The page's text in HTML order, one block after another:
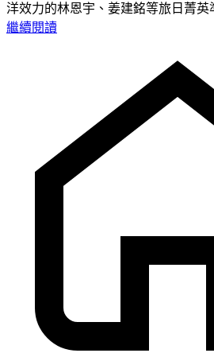
洋效力的林恩宇、姜建銘等旅日菁英
繼續閱讀